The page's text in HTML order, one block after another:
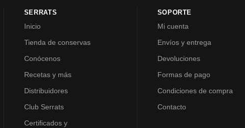
SERRATS
Inicio
Tienda de conservas
Conócenos
Recetas y más
Distribuidores
Club Serrats
Certificados y
SOPORTE
Mi cuenta
Envíos y entrega
Devoluciones
Formas de pago
Condiciones de compra
Contacto